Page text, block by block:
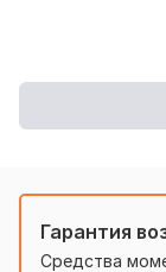
Рекомендации
нормам.
Составление
расходов.
Нужно для
Для точной
Гарантия
Средства